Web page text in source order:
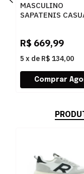
MASCULINO
SAPATENIS
R$ 669,99
5 x de R$ 134,00